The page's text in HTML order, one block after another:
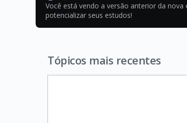
Você está vendo a versão anterior da
potencializar seus estudos!
Tópicos mais recentes